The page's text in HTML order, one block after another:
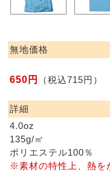
無地価格
650円 （税込715円）
詳細
4.0oz
135g/㎡
ポリエステル100％
※素材の特性上、熱を